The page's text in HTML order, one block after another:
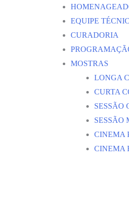
EQUIPE
CURADORIA
MOSTRAS
LONGA
CURTA
SESSÃO
SESSÃO
CINEMA
CINEMA